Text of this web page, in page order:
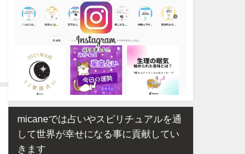
micaneでは占いやスピリチュアルを通
して世界が幸せになる事に貢献してい
きます